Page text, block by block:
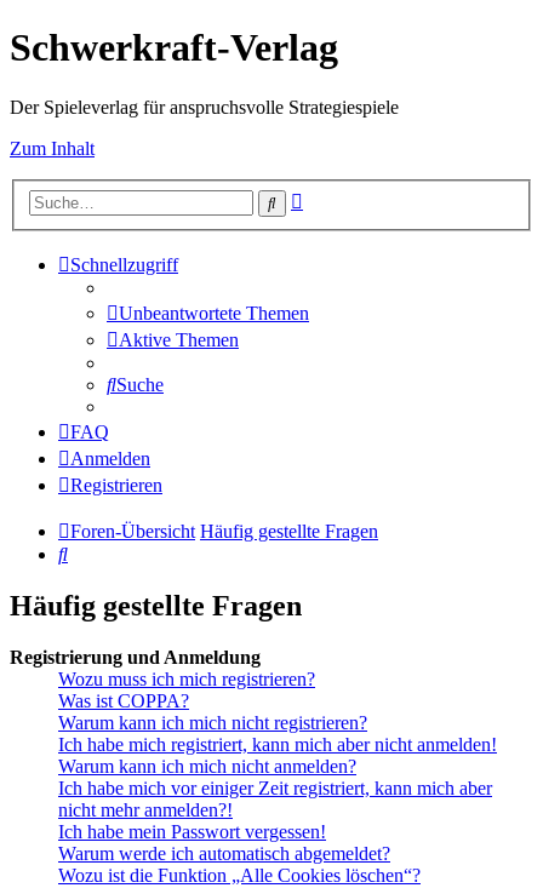
Schwerkraft-Verlag
Der Spieleverlag für anspruchsvolle Strategiespiele
Zum Inhalt
Suche
Schnellzugriff
Unbeantwortete Themen
Aktive Themen
Suche
FAQ
Anmelden
Registrieren
Foren-Übersicht Häufig gestellte Fragen
Suche
Häufig gestellte Fragen
Registrierung und Anmeldung
Wozu muss ich mich registrieren?
Was ist COPPA?
Warum kann ich mich nicht registrieren?
Ich habe mich registriert, kann mich aber nicht anmelden!
Warum kann ich mich nicht anmelden?
Ich habe mich vor einiger Zeit registriert, kann mich aber
nicht mehr anmelden?!
Ich habe mein Passwort vergessen!
Warum werde ich automatisch abgemeldet?
Wozu ist die Funktion „Alle Cookies löschen“?